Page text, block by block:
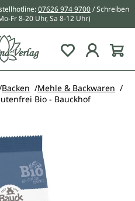
07626 974 9700/ Schreiben
Fr 8-20 Uhr, Sa 8-12 Uhr)
Du hast 0
Backen
Mehle & Backwaren
Bio - Bauckhof